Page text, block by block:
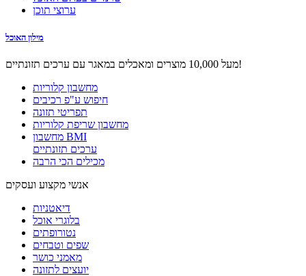
ערוצי תוכן
מילון האוכל
מעל 10,000 מוצרים ומאכלים במאגר עם ערכים תזונתיים!
מחשבון קלוריות
חיפוש ע"פ רכיבים
תפריטי תזונה
מחשבון שריפת קלוריות
מחשבון BMI
ערכים תזונתיים
מכילים הכי הרבה
אנשי מקצוע ועסקים
דיאטניות
בלוגרי אוכל
נטורופתים
שפים וטבחים
מאמני כושר
יועצים לתזונה